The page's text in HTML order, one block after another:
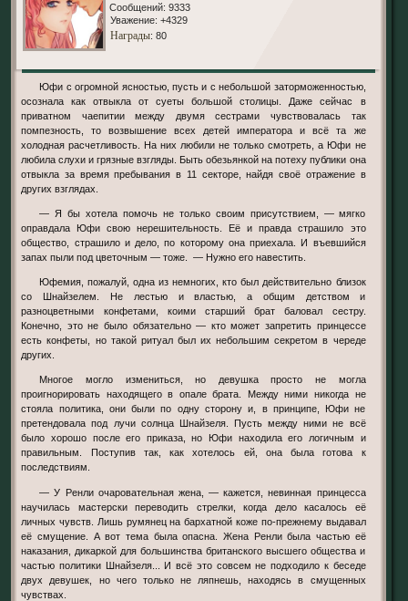
Сообщений: 9333
Уважение: +4329
Награды: 80
Юфи с огромной ясностью, пусть и с небольшой заторможенностью,
осознала как отвыкла от суеты большой столицы. Даже сейчас в
приватном чаепитии между двумя сестрами чувствовалась так
помпезность, то возвышение всех детей императора и всё та же
холодная расчетливость. На них любили не только смотреть, а Юфи не
любила слухи и грязные взгляды. Быть обезьянкой на потеху публики она
отвыкла за время пребывания в 11 секторе, найдя своё отражение в
других взглядах.
— Я бы хотела помочь не только своим присутствием, — мягко
оправдала Юфи свою нерешительность. Её и правда страшило это
общество, страшило и дело, по которому она приехала. И въевшийся
запах пыли под цветочным — тоже. — Нужно его навестить.
Юфемия, пожалуй, одна из немногих, кто был действительно близок
со Шнайзелем. Не лестью и властью, а общим детством и
разноцветными конфетами, коими старший брат баловал сестру.
Конечно, это не было обязательно — кто может запретить принцессе
есть конфеты, но такой ритуал был их небольшим секретом в череде
других.
Многое могло измениться, но девушка просто не могла
проигнорировать находящего в опале брата. Между ними никогда не
стояла политика, они были по одну сторону и, в принципе, Юфи не
претендовала под лучи солнца Шнайзеля. Пусть между ними не всё
было хорошо после его приказа, но Юфи находила его логичным и
правильным. Поступив так, как хотелось ей, она была готова к
последствиям.
— У Ренли очаровательная жена, — кажется, невинная принцесса
научилась мастерски переводить стрелки, когда дело касалось её
личных чувств. Лишь румянец на бархатной коже по-прежнему выдавал
её смущение. А вот тема была опасна. Жена Ренли была частью её
наказания, дикаркой для большинства британского высшего общества и
частью политики Шнайзеля... И всё это совсем не подходило к беседе
двух девушек, но чего только не ляпнешь, находясь в смущенных
чувствах.